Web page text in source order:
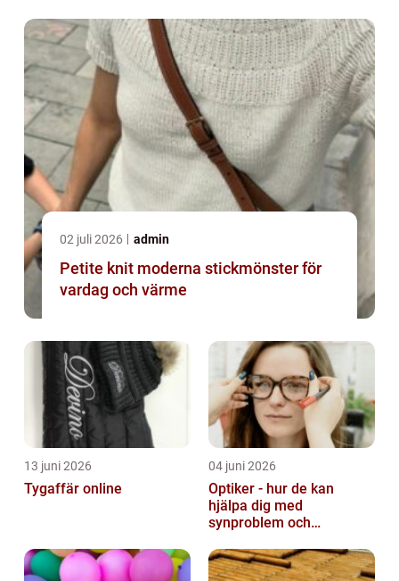
02 juli 2026 admin
Petite knit moderna stickmönster för
vardag och värme
13 juni 2026
Tygaffär online
04 juni 2026
Optiker - hur de kan
hjälpa dig med
synproblem och